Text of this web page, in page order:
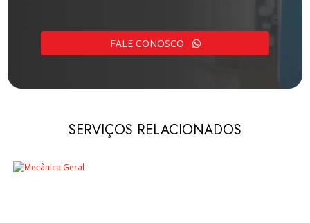
FALE CONOSCO
SERVIÇOS RELACIONADOS